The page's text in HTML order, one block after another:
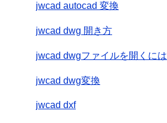
jwcad autocad 変換
jwcad dwg 開き方
jwcad dwgファイルを開くには
jwcad dwg変換
jwcad dxf